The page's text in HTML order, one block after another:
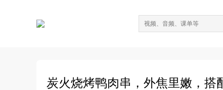
炭火烧烤鸭肉串，外焦里嫩，搭